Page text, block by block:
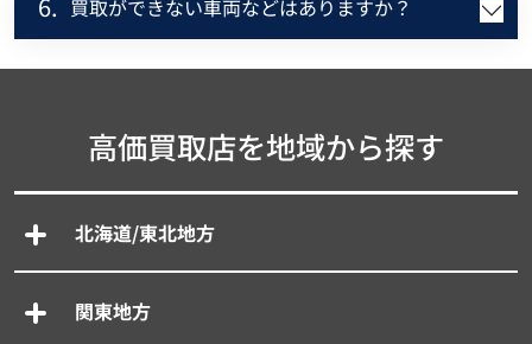
6. 買取ができない車両などはありますか？
高価買取店を地域から探す
北海道/東北地方
関東地方